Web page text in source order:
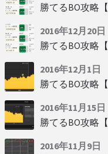
2016年12月20日
2016年12月1日
2016年11月15日
2016年11月9日